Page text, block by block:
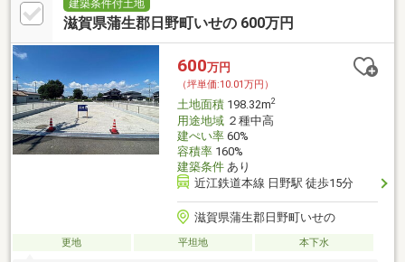
建築条件付土地
滋賀県蒲生郡日野町いせの 600万円
600万円
（坪単価:10.01万円）
土地面積198.32m2
用途地域２種中高
建ぺい率60%
容積率160%
建築条件あり
近江鉄道本線 日野駅 徒歩15分
滋賀県蒲生郡日野町いせの
更地 平坦地 本下水